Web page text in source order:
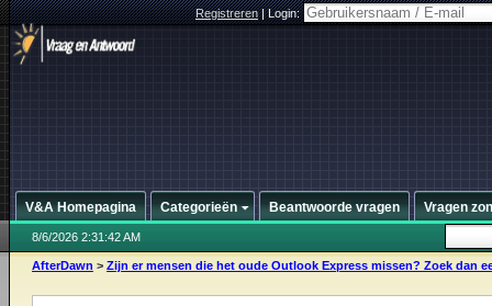
Registreren|Login:
V&A Homepagina Categorieën Beantwoorde vragen Vragen
8/6/2026 2:31:42 AM
AfterDawn > Zijn er mensen die het oude Outlook Express missen? Zoek dan